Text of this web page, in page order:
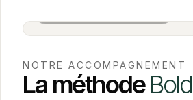
NOTRE ACCOMPAGNEMENT
La méthodeBold